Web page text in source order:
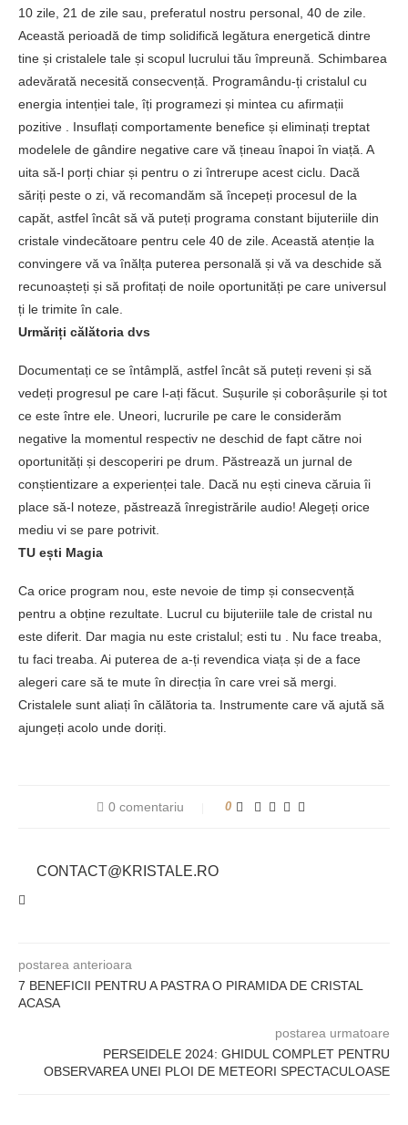
10 zile, 21 de zile sau, preferatul nostru personal, 40 de zile.
Această perioadă de timp solidifică legătura energetică dintre
tine și cristalele tale și scopul lucrului tău împreună. Schimbarea
adevărată necesită consecvență. Programându-ți cristalul cu
energia intenției tale, îți programezi și mintea cu afirmații
pozitive . Insuflați comportamente benefice și eliminați treptat
modelele de gândire negative care vă țineau înapoi în viață. A
uita să-l porți chiar și pentru o zi întrerupe acest ciclu. Dacă
săriți peste o zi, vă recomandăm să începeți procesul de la
capăt, astfel încât să vă puteți programa constant bijuteriile din
cristale vindecătoare pentru cele 40 de zile. Această atenție la
convingere vă va înălța puterea personală și vă va deschide să
recunoașteți și să profitați de noile oportunități pe care universul
ți le trimite în cale.
Urmăriți călătoria dvs
Documentați ce se întâmplă, astfel încât să puteți reveni și să
vedeți progresul pe care l-ați făcut. Sușurile și coborâșurile și tot
ce este între ele. Uneori, lucrurile pe care le considerăm
negative la momentul respectiv ne deschid de fapt către noi
oportunități și descoperiri pe drum. Păstrează un jurnal de
conștientizare a experienței tale. Dacă nu ești cineva căruia îi
place să-l noteze, păstrează înregistrările audio! Alegeți orice
mediu vi se pare potrivit.
TU ești Magia
Ca orice program nou, este nevoie de timp și consecvență
pentru a obține rezultate. Lucrul cu bijuteriile tale de cristal nu
este diferit. Dar magia nu este cristalul; esti tu . Nu face treaba,
tu faci treaba. Ai puterea de a-ți revendica viața și de a face
alegeri care să te mute în direcția în care vrei să mergi.
Cristalele sunt aliați în călătoria ta. Instrumente care vă ajută să
ajungeți acolo unde doriți.
0 comentariu 0
CONTACT@KRISTALE.RO
postarea anterioara
7 BENEFICII PENTRU A PASTRA O PIRAMIDA DE CRISTAL
ACASA
postarea urmatoare
PERSEIDELE 2024: GHIDUL COMPLET PENTRU
OBSERVAREA UNEI PLOI DE METEORI SPECTACULOASE